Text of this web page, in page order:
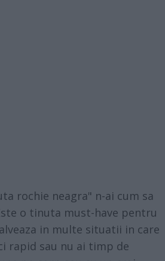
rochie neagra" n-ai cum sa
o tinuta must-have pentru
in multe situatii in care
rapid sau nu ai timp de